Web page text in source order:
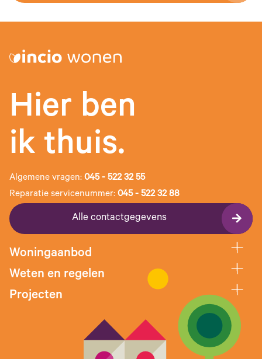
Hier ben
ik thuis.
Algemene vragen: 045 - 522 32 55
Reparatie servicenummer: 045 - 522 32 88
Alle contactgegevens
Woningaanbod
Weten en regelen
Projecten